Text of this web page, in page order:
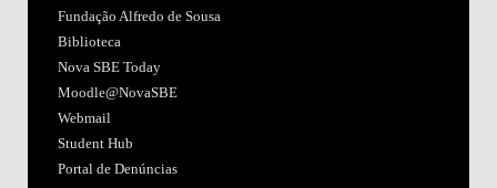
Fundação Alfredo de Sousa
Biblioteca
Nova SBE Today
Moodle@NovaSBE
Webmail
Student Hub
Portal de Denúncias